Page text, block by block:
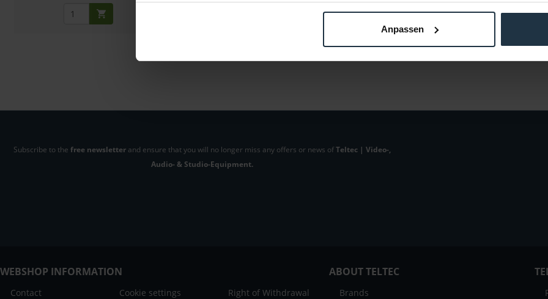
Anpassen
Subscribe to the free newsletterand ensure that you will no longer miss any offers or news ofTeltec | Video-,
Audio- & Studio-Equipment.
WEBSHOP INFORMATION
Contact
Cookie settings
Right of Withdrawal
ABOUT TELTEC
Brands